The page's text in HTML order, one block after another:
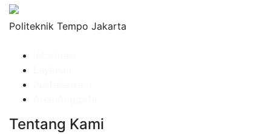
Politeknik Tempo Jakarta
Tentang Kami